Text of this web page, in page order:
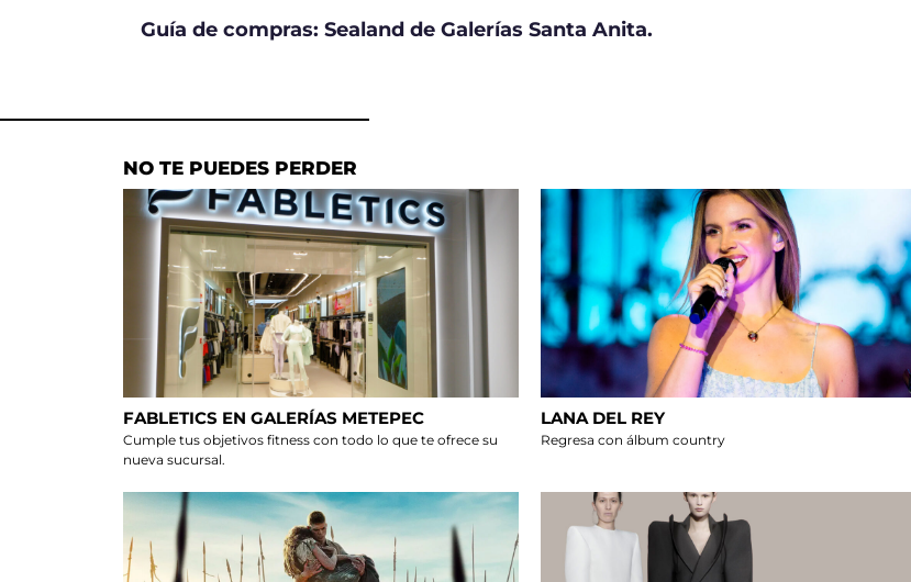
Guía de compras: Sealand de Galerías Santa Anita.
NO TE PUEDES PERDER
FABLETICS EN GALERÍAS METEPEC
Cumple tus objetivos fitness con todo lo que te ofrece su
nueva sucursal.
LANA DEL REY
Regresa con álbum country